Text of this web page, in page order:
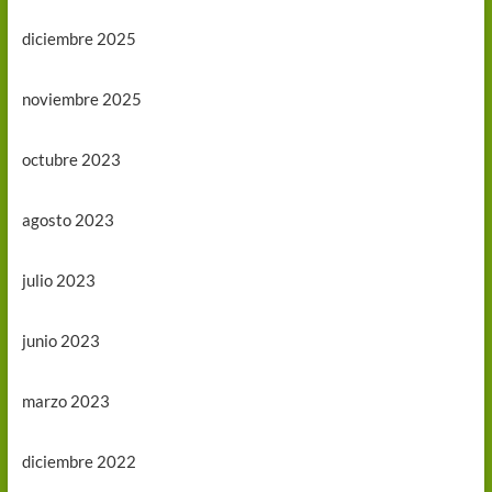
diciembre 2025
noviembre 2025
octubre 2023
agosto 2023
julio 2023
junio 2023
marzo 2023
diciembre 2022